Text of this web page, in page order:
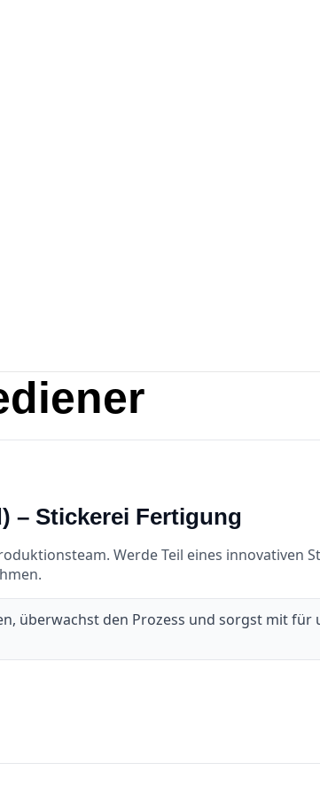
– Stickerei Fertigung
Werde Teil eines innovativen
überwachst den Prozess und sorgst mit